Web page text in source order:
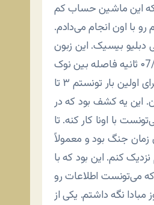
که این ماشین حساب کم
رو با اون انجام می‌دادم.
دبلیو بیسیک. این زبون
رو من در عرض 15 روز طراحی کردم و تونستم باهاش برنامه‌ای بنویسم که در عرض ۰7/0 ثانیه فاصله بین نوک
دماغ مجسمه ابوالهول رو تا شست پای مجسمه آزادی حساب کنه. بعد از شش ماه برای اولین بار تونستم ۳ تا
این یه کشف بود که در
با اونا کار کنه. تا
زمان جنگ بود و معمولاً
کنم. این بود که با
می‌تونست اطلاعات رو
نگه داشتم. یکی از